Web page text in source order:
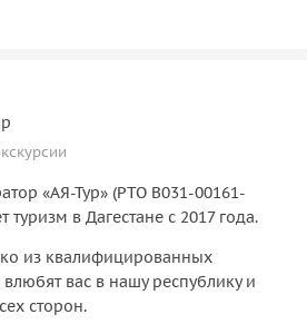
«АЯ-Тур» (РТО В031-00161-
туризм в Дагестане с 2017 года.
из квалифицированных
вас в нашу республику и
сторон.